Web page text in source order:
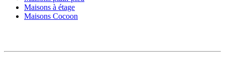
Maisons à étage
Maisons Cocoon